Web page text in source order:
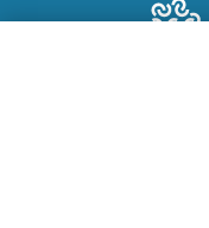
Tutto il